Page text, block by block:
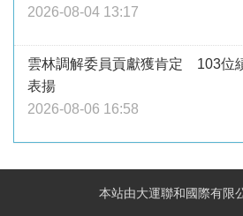
2026-08-04 13:17
雲林調解委員貢獻獲肯定 103位
表揚
2026-08-06 16:58
本站由大運聯和國際有限